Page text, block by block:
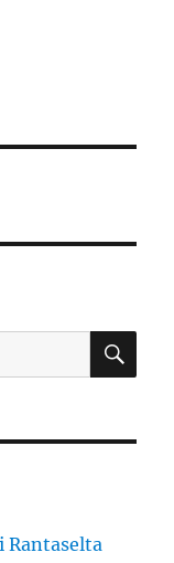
Rantaselta